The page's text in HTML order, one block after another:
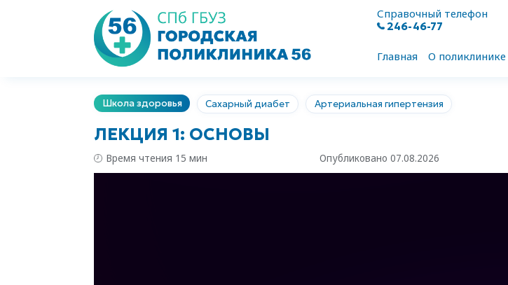
Справочный телефон
246-46-77
Главная О поликлинике
Школа здоровья Сахарный диабет Артериальная гипертензия
ЛЕКЦИЯ 1: ОСНОВЫ
Время чтения 15 мин Опубликовано 07.08.2026